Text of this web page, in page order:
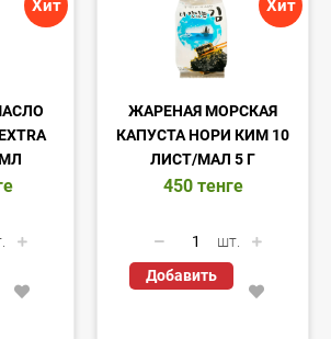
Хит
МЛ
Хит
ЖАРЕНАЯ МОРСКАЯ
КАПУСТА НОРИ КИМ 10
ЛИСТ/МАЛ 5 Г
450 тенге
шт.
Добавить